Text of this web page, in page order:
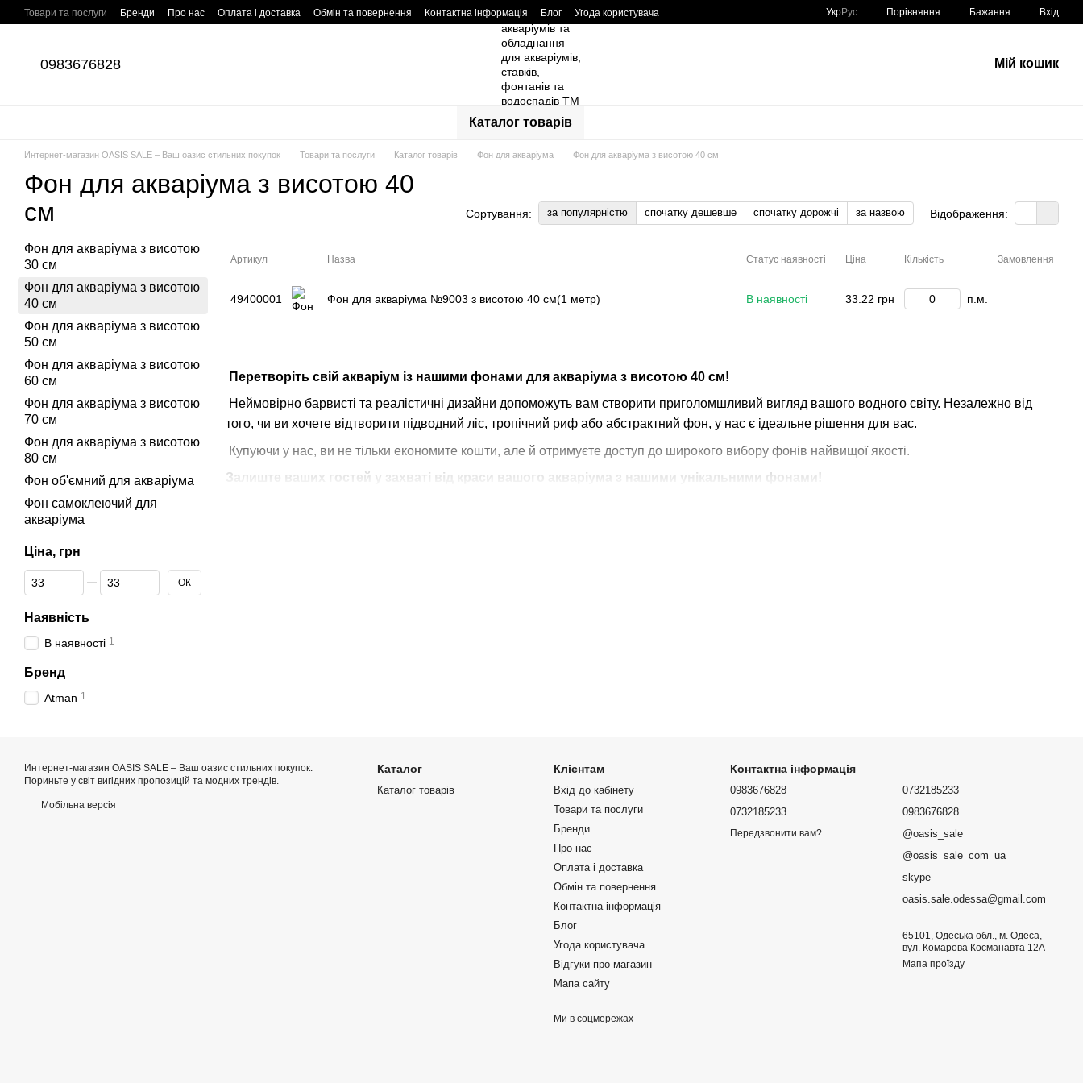
Перейти до основного контенту
Товари та послуги Бренди Про нас Оплата і доставка Обмін та повернення Контактна інформація Блог
Угода користувача
УкрРус Порівняння Бажання Вхід
0983676828 Мій кошик
Каталог товарів
Интернет-магазин OASIS SALE – Ваш оазис стильних покупок Товари та послуги Каталог товарів Фон для акваріума Фон для акваріума з висотою 40 см
Фон для акваріума з висотою 40
см
Сортування: за популярністю спочатку дешевше спочатку дорожчі за назвою Відображення:
Перетворіть свій акваріум із нашими фонами для акваріума з висотою 40 см!
Неймовірно барвисті та реалістичні дизайни допоможуть вам створити приголомшливий вигляд вашого водного світу. Незалежно від
того, чи ви хочете відтворити підводний ліс, тропічний риф або абстрактний фон, у нас є ідеальне рішення для вас.
Купуючи у нас, ви не тільки економите кошти, але й отримуєте доступ до широкого вибору фонів найвищої якості.
Залиште ваших гостей у захваті від краси вашого акваріума з нашими унікальними фонами!
Артикул Назва Статус наявності Ціна Кількість Замовлення
49400001 Фон для акваріума №9003 з висотою 40 см(1 метр) В наявності 33.22 грн п.м.
Фон для акваріума з висотою
30 см
Фон для акваріума з висотою
40 см
Фон для акваріума з висотою
50 см
Фон для акваріума з висотою
60 см
Фон для акваріума з висотою
70 см
Фон для акваріума з висотою
80 см
Фон об'ємний для акваріума
Фон самоклеючий для
акваріума
Ціна, грн
Від Ціна, грн
До Ціна, грн ОК
Наявність
В наявності 1
Бренд
Atman 1
Интернет-магазин OASIS SALE – Ваш оазис стильних покупок.
Пориньте у світ вигідних пропозицій та модних трендів.
Мобільна версія
Каталог
Каталог товарів
Клієнтам
Вхід до кабінету
Товари та послуги
Бренди
Про нас
Оплата і доставка
Обмін та повернення
Контактна інформація
Блог
Угода користувача
Відгуки про магазин
Мапа сайту
Ми в соцмережах
Контактна інформація
0983676828
0732185233
Передзвонити вам?
0732185233
0983676828
@oasis_sale
@oasis_sale_com_ua
skype
oasis.sale.odessa@gmail.com
65101, Одеська обл., м. Одеса,
вул. Комарова Косманавта 12А
Мапа проїзду